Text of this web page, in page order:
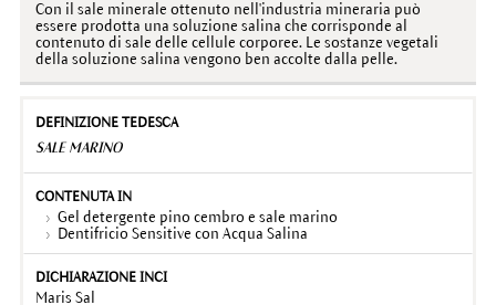
Con il sale minerale ottenuto nell'industria mineraria può
essere prodotta una soluzione salina che corrisponde al
contenuto di sale delle cellule corporee. Le sostanze vegetali
della soluzione salina vengono ben accolte dalla pelle.
SALE MARINO
Gel detergente pino cembro e sale marino
Dentifricio Sensitive con Acqua Salina
Maris Sal